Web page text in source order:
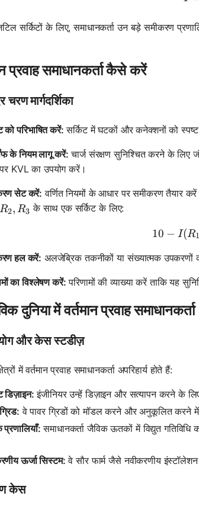
सर्किटों के लिए, समाधानकर्ता उन बड़े समीकरण
प्रवाह समाधानकर्ता कैसे करें
चरण मार्गदर्शिका
को परिभाषित करें: सर्किट में घटकों और कनेक्शनों को
के नियम लागू करें: चार्ज संरक्षण सुनिश्चित करने के लिए
KVL का उपयोग करें।
सेट करें: वर्णित नियमों के आधार पर समीकरण तैयार
R_2, R_3
R2, R3 के साथ एक सर्किट के लिए:
10 − I(R1
हल करें: अलजेब्रिक तकनीकों या संख्यात्मक उपकरणों
का विश्लेषण करें:परिणामों की व्याख्या करें ताकि यह
दुनिया में वर्तमान प्रवाह समाधानकर्ता
और केस स्टडीज़
में वर्तमान प्रवाह समाधानकर्ता अपरिहार्य होते हैं:
डिज़ाइन: इंजीनियर उन्हें डिज़ाइन और सत्यापन करने के
वे पावर ग्रिडों को मॉडल करने और अनुकूलित करने में
समाधानकर्ता जैविक ऊतकों में विद्युत
ऊर्जा सिस्टम: वे सौर फार्म जैसे नवीकरणीय
केस